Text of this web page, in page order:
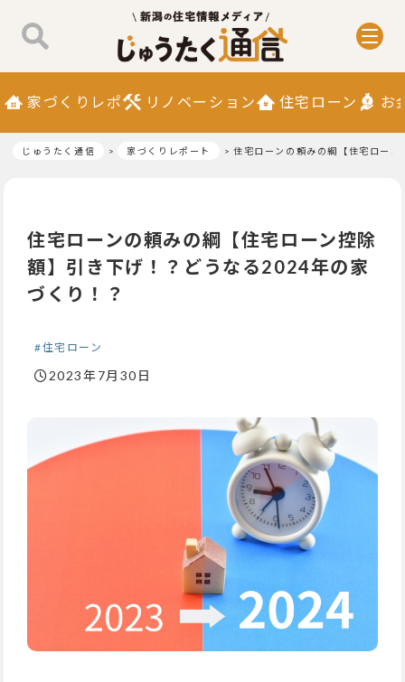
家づくりレポ リノベーション 住宅ローン お
じゅうたく通信 家づくりレポート 住宅ローンの頼みの綱【住宅ロー
住宅ローンの頼みの綱【住宅ローン控除
額】引き下げ！？どうなる2024年の家
づくり！？
#住宅ローン
2023年7月30日